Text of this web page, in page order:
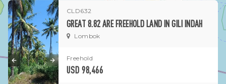
CLD632
GREAT 8.82 ARE FREEHOLD LAND IN GILI INDAH
Lombok
Freehold
USD 98,466